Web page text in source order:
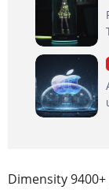
Dimensity